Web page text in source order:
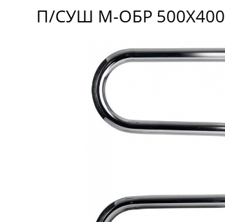
П/СУШ М-ОБР